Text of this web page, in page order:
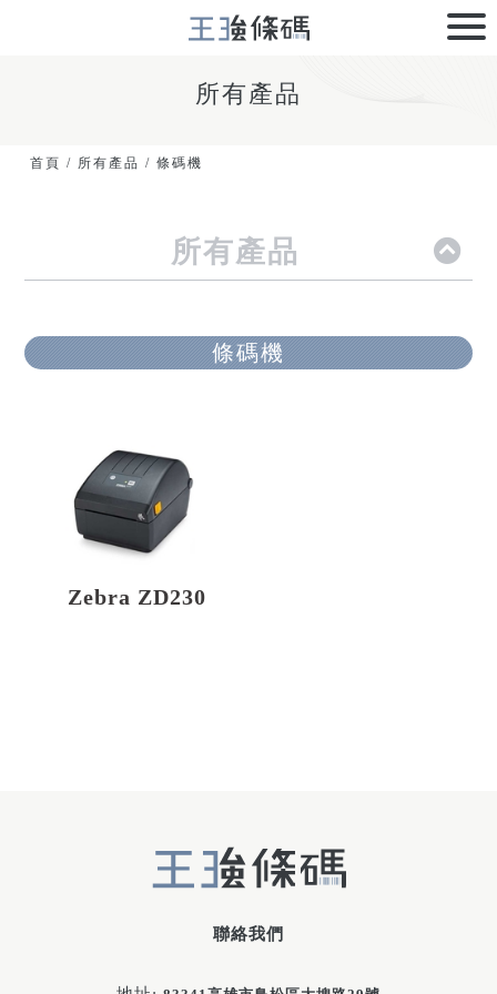
所有產品
首頁 / 所有產品 / 條碼機
所有產品
條碼機
Zebra ZD230
聯絡我們